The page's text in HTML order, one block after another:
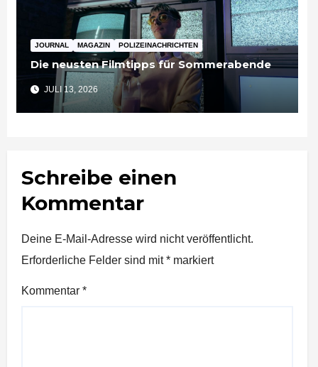
JOURNAL MAGAZIN POLIZEINACHRICHTEN
Die neusten Filmtipps für Sommerabende
JULI 13, 2026
Schreibe einen
Kommentar
Deine E-Mail-Adresse wird nicht veröffentlicht.
Erforderliche Felder sind mit* markiert
Kommentar *